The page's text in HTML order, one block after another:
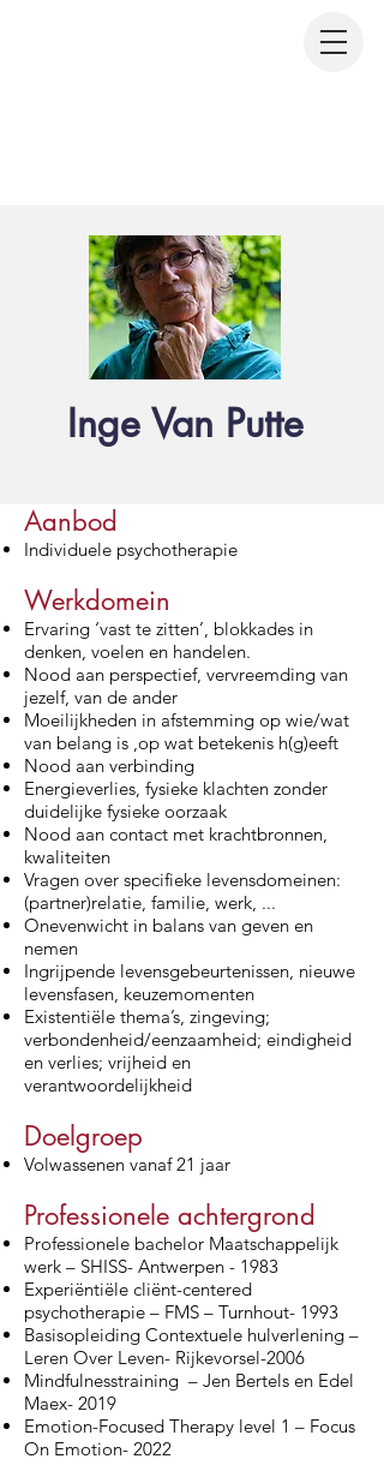
Inge Van Putte
Aanbod
Individuele psychotherapie
Werkdomein
Ervaring ‘vast te zitten’, blokkades in
denken, voelen en handelen.
Nood aan perspectief, vervreemding van
jezelf, van de ander
Moeilijkheden in afstemming op wie/wat
van belang is ,op wat betekenis h(g)eeft
Nood aan verbinding
Energieverlies, fysieke klachten zonder
duidelijke fysieke oorzaak
Nood aan contact met krachtbronnen,
kwaliteiten
Vragen over specifieke levensdomeinen:
(partner)relatie, familie, werk, ...
Onevenwicht in balans van geven en
nemen
Ingrijpende levensgebeurtenissen, nieuwe
levensfasen, keuzemomenten
Existentiële thema’s, zingeving;
verbondenheid/eenzaamheid; eindigheid
en verlies; vrijheid en
verantwoordelijkheid
Doelgroep
Volwassenen vanaf 21 jaar
Professionele achtergrond
Professionele bachelor Maatschappelijk
werk – SHISS- Antwerpen - 1983
Experiëntiële cliënt-centered
psychotherapie – FMS – Turnhout- 1993
Basisopleiding Contextuele hulverlening –
Leren Over Leven- Rijkevorsel-2006
Mindfulnesstraining – Jen Bertels en Edel
Maex- 2019
Emotion-Focused Therapy level 1 – Focus
On Emotion- 2022